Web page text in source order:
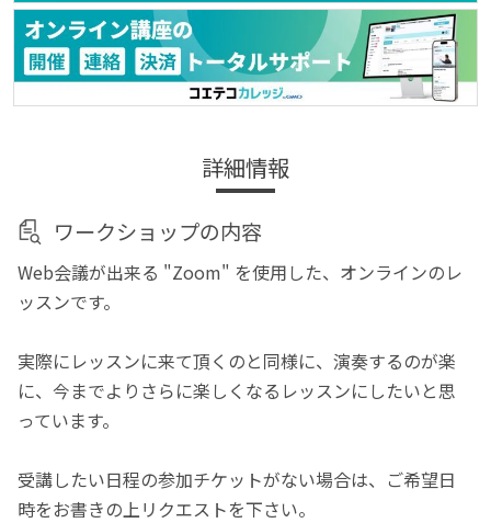
詳細情報
ワークショップの内容
Web会議が出来る "Zoom" を使用した、オンラインのレ
ッスンです。
実際にレッスンに来て頂くのと同様に、演奏するのが楽
に、今までよりさらに楽しくなるレッスンにしたいと思
っています。
受講したい日程の参加チケットがない場合は、ご希望日
時をお書きの上リクエストを下さい。